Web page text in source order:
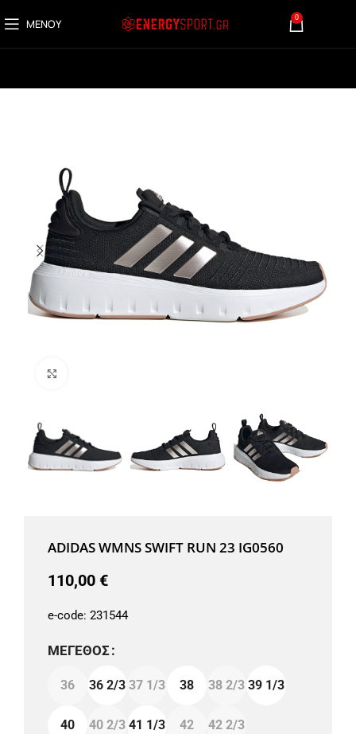
ΜΕΝΟΎ 0
ADIDAS WMNS SWIFT RUN 23 IG0560
110,00 €
e-code: 231544
ΜΈΓΕΘΟΣ
36 36 2/3 37 1/3 38 38 2/3 39 1/3
40 40 2/3 41 1/3 42 42 2/3